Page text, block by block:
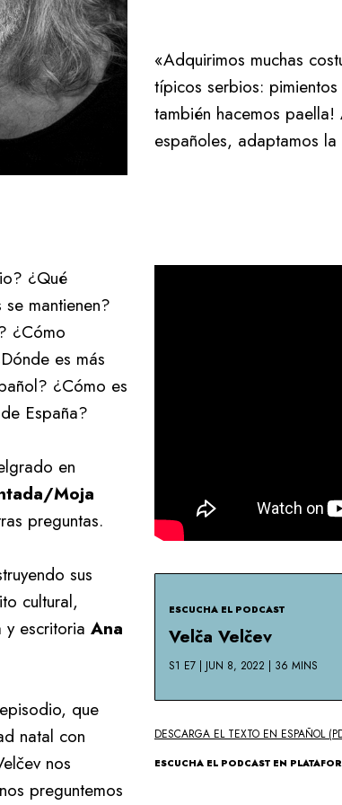
«Adquirimos muchas
típicos serbios:
también hacemos
españoles, adaptamos la
¿Qué
mantienen?
¿Cómo
es más
¿Cómo es
España?
en
Moja
preguntas.
sus
cultural,
escritoria Ana
que
natal con
nos
preguntemos
ESCUCHA EL PODCAST
Velča Velčev
S1 E7 | JUN 8, 2022 | 36 MINS
DESCARGA EL TEXTO EN ESPAÑOL
ESCUCHA EL PODCAST EN